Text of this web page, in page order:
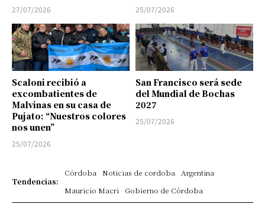
27/07/2026 25/07/2026
Scaloni recibió a
excombatientes de
Malvinas en su casa de
Pujato: “Nuestros colores
nos unen”
25/07/2026
San Francisco será sede
del Mundial de Bochas
2027
25/07/2026
Tendencias:
Córdoba Noticias de cordoba
Argentina
Mauricio Macri
Gobierno de Córdoba